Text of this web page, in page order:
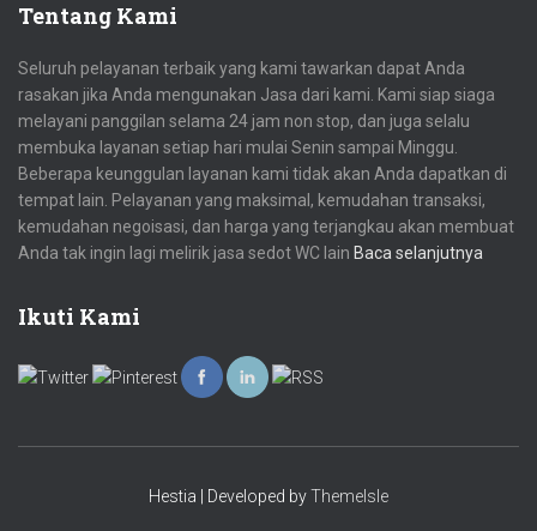
Tentang Kami
Seluruh pelayanan terbaik yang kami tawarkan dapat Anda
rasakan jika Anda mengunakan Jasa dari kami. Kami siap siaga
melayani panggilan selama 24 jam non stop, dan juga selalu
membuka layanan setiap hari mulai Senin sampai Minggu.
Beberapa keunggulan layanan kami tidak akan Anda dapatkan di
tempat lain. Pelayanan yang maksimal, kemudahan transaksi,
kemudahan negoisasi, dan harga yang terjangkau akan membuat
Anda tak ingin lagi melirik jasa sedot WC lain Baca selanjutnya
Ikuti Kami
Hestia | Developed byThemeIsle